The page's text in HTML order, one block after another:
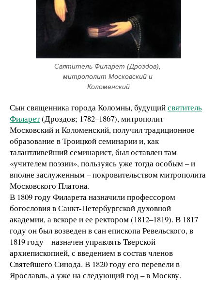
Святитель Филарет (Дроздов),
митрополит Московский и
Коломенский
Сын священника города Коломны, будущийсвятитель
Филарет(Дроздов; 1782–1867), митрополит
Московский и Коломенский, получил традиционное
образование в Троицкой семинарии и, как
талантливейший семинарист, был оставлен там
«учителем поэзии», пользуясь уже тогда особым – и
вполне заслуженным – покровительством митрополита
Московского Платона.
В 1809 году Филарета назначили профессором
богословия в Санкт-Петербургской духовной
академии, а вскоре и ее ректором (1812–1819). В 1817
году он был возведен в сан епископа Ревельского, в
1819 году – назначен управлять Тверской
архиепископией, с введением в состав членов
Святейшего Синода. В 1820 году его перевели в
Ярославль, а уже на следующий год – в Москву.